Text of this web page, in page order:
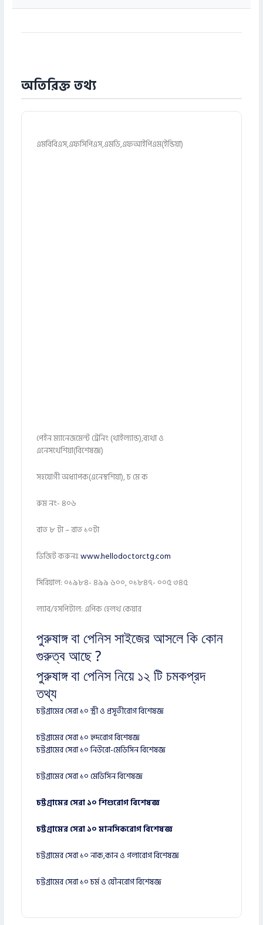
অতিরিক্ত তথ্য
এমবিবিএস,এফসিপিএস,এমডি,এফআইপিএম(ইন্ডিয়া)
পেইন ম্যানেজমেন্ট ট্রেনিং (থাইল্যান্ড),ব্যথা ও
এনেসথেশিয়া(বিশেষজ্ঞ)
সহযোগী অধ্যাপক(এনেস্থশিয়া), চ মে ক
রুম নং- ৪০৬
রাত ৮ টা – রাত ১০টা
ভিজিট করুনঃwww.hellodoctorctg.com
সিরিয়াল: ০১৯৮৪- ৪৯৯ ৬০০, ০১৮৪৭- ০০৫ ৩৪৫
ল্যাব/হসপিটাল: এপিক হেলথ কেয়ার
পুরুষাঙ্গ বা পেনিস সাইজের আসলে কি কোন
গুরুত্ব আছে ?
পুরুষাঙ্গ বা পেনিস নিয়ে ১২ টি চমকপ্রদ
তথ্য
চট্টগ্রামের সেরা ১০ স্ত্রী ও প্রসূতীরোগ বিশেষজ্ঞ
চট্টগ্রামের সেরা ১০ হৃদরোগ বিশেষজ্ঞ
চট্টগ্রামের সেরা ১০ নিউরো-মেডিসিন বিশেষজ্ঞ
চট্টগ্রামের সেরা ১০ মেডিসিন বিশেষজ্ঞ
চট্টগ্রামের সেরা ১০ শিশুরোগ বিশেষজ্ঞ
চট্টগ্রামের সেরা ১০ মানসিকরোগ বিশেষজ্ঞ
চট্টগ্রামের সেরা ১০ নাক,কান ও গলারোগ বিশেষজ্ঞ
চট্টগ্রামের সেরা ১০ চর্ম ও যৌনরোগ বিশেষজ্ঞ